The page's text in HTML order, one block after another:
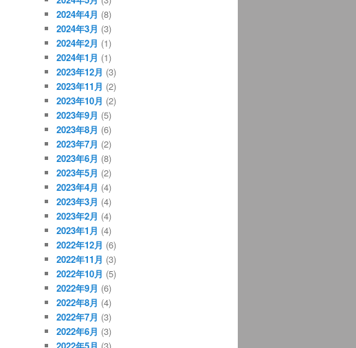
2024年4月 (8)
2024年3月 (3)
2024年2月 (1)
2024年1月 (1)
2023年12月 (3)
2023年11月 (2)
2023年10月 (2)
2023年9月 (5)
2023年8月 (6)
2023年7月 (2)
2023年6月 (8)
2023年5月 (2)
2023年4月 (4)
2023年3月 (4)
2023年2月 (4)
2023年1月 (4)
2022年12月 (6)
2022年11月 (3)
2022年10月 (5)
2022年9月 (6)
2022年8月 (4)
2022年7月 (3)
2022年6月 (3)